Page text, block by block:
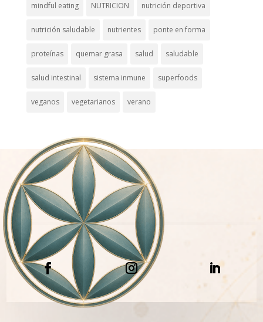
mindful eating NUTRICION nutrición deportiva
nutrición saludable nutrientes ponte en forma
proteínas quemar grasa salud saludable
salud intestinal sistema inmune superfoods
veganos vegetarianos verano